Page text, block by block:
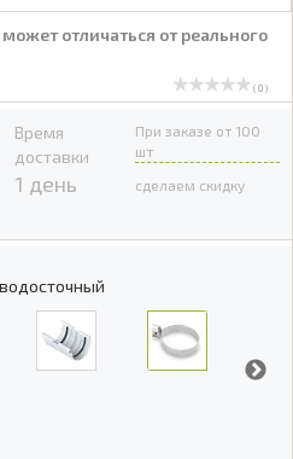
отличаться от реального
( 0 )
Время
доставки
1 день
При заказе от 100
шт
сделаем скидку